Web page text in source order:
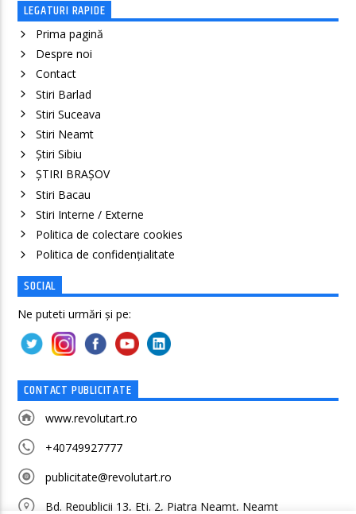
LEGATURI RAPIDE
Prima pagină
Despre noi
Contact
Stiri Barlad
Stiri Suceava
Stiri Neamt
Știri Sibiu
ȘTIRI BRAȘOV
Stiri Bacau
Stiri Interne / Externe
Politica de colectare cookies
Politica de confidenţialitate
SOCIAL
Ne puteti urmări și pe:
CONTACT PUBLICITATE
www.revolutart.ro
+40749927777
publicitate@revolutart.ro
Bd. Republicii 13, Etj. 2, Piatra Neamț, Neamț